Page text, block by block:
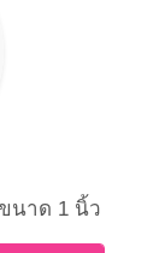
นาด 1 นิ้ว